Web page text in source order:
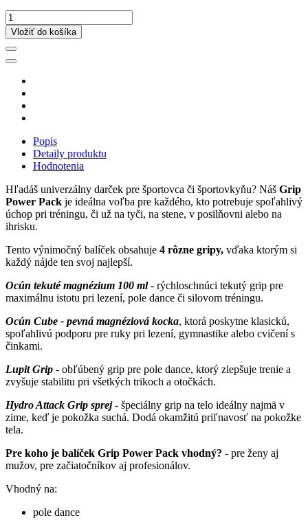
Vložiť do košíka
Popis
Detaily produktu
Hodnotenia
Hľadáš univerzálny darček pre športovca či športovkyňu? Náš Grip
Power Pack je ideálna voľba pre každého, kto potrebuje spoľahlivý
úchop pri tréningu, či už na tyči, na stene, v posilňovni alebo na
ihrisku.
Tento výnimočný balíček obsahuje 4 rôzne gripy, vďaka ktorým si
každý nájde ten svoj najlepší.
Ocún tekuté magnézium 100 ml- rýchloschnúci tekutý grip pre
maximálnu istotu pri lezení, pole dance či silovom tréningu.
Ocún Cube - pevná magnéziová kocka, ktorá poskytne klasickú,
spoľahlivú podporu pre ruky pri lezení, gymnastike alebo cvičení s
činkami.
Lupit Grip - obľúbený grip pre pole dance, ktorý zlepšuje trenie a
zvyšuje stabilitu pri všetkých trikoch a otočkách.
Hydro Attack Grip sprej- špeciálny grip na telo ideálny najmä v
zime, keď je pokožka suchá. Dodá okamžitú priľnavosť na pokožke
tela.
Pre koho je balíček Grip Power Pack vhodný? - pre ženy aj
mužov, pre začiatočníkov aj profesionálov.
Vhodný na:
pole dance